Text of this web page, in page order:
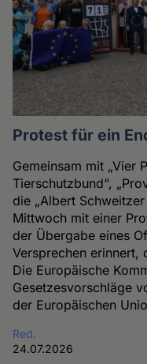
Protest für ein
Gemeinsam mit „Vier
Tierschutzbund“,
die „Albert
Mittwoch mit einer
der Übergabe eines
Versprechen erinnert,
Die Europäische
Gesetzesvorschläge
der Europäischen
Red.
24.07.2026